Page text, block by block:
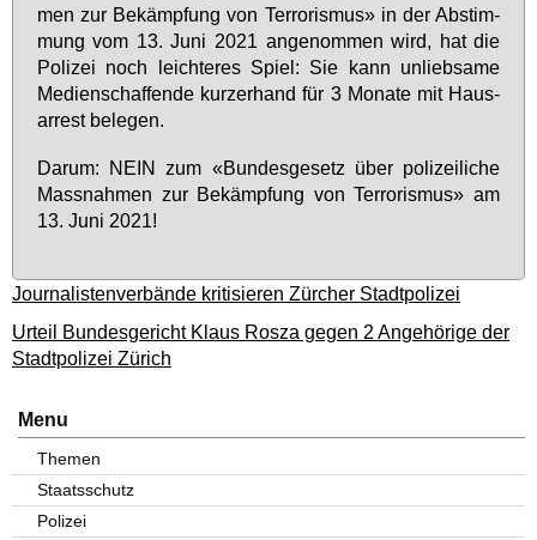
men zur Be­kämp­fung von Ter­ro­ris­mus» in der Ab­stim­
mung vom 13. Ju­ni 2021 an­ge­nom­men wird, hat die
Po­li­zei noch leich­te­res Spiel: Sie kann un­lieb­sa­me
Me­di­en­schaf­fen­de kur­zer­hand für 3 Mo­na­te mit Haus­
ar­rest be­le­gen.
Dar­um: NEIN zum «Bun­des­ge­setz über po­li­zei­li­che
Mass­nah­men zur Be­kämp­fung von Ter­ro­ris­mus» am
13. Ju­ni 2021!
Journalistenverbände kritisieren Zürcher Stadtpolizei
Urteil Bundesgericht Klaus Rosza gegen 2 Angehörige der
Stadtpolizei Zürich
Menu
Themen
Staatsschutz
Polizei